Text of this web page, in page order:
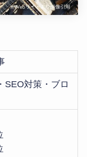
SEO対策・ブロ